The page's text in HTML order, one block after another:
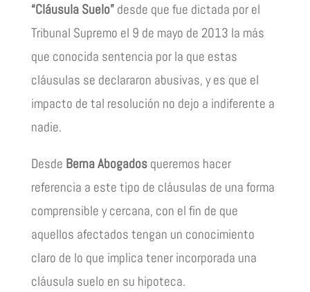
“Cláusula Suelo”desde que fue dictada por el
Tribunal Supremo el 9 de mayo de 2013 la más
que conocida sentencia por la que estas
cláusulas se declararon abusivas, y es que el
impacto de tal resolución no dejo a indiferente a
nadie.
Desde Berna Abogadosqueremos hacer
referencia a este tipo de cláusulas de una forma
comprensible y cercana, con el fin de que
aquellos afectados tengan un conocimiento
claro de lo que implica tener incorporada una
cláusula suelo en su hipoteca.